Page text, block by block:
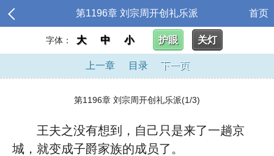
第1196章 刘宗周开创礼乐派 首页
字体： 大 中 小 护眼 关灯
上一章 目录 下一页
第1196章 刘宗周开创礼乐派(1/3)
王夫之没有想到，自己只是来了一趟京
城，就变成子爵家族的成员了。